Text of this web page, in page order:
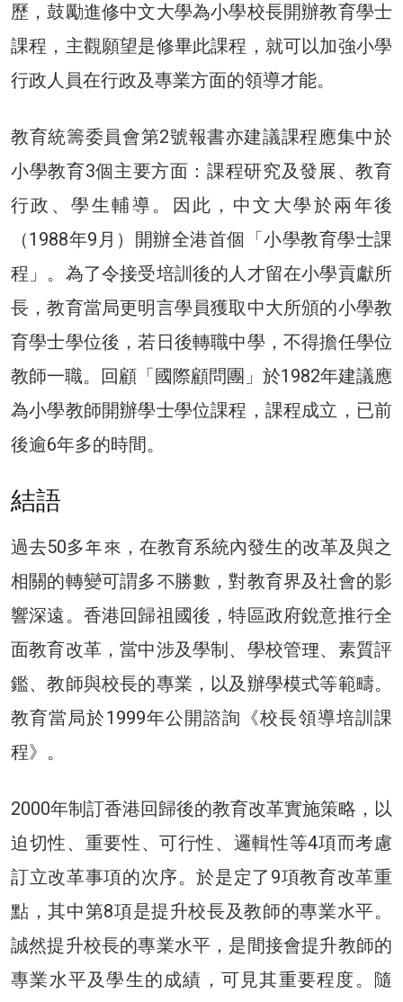
歷，鼓勵進修中文大學為小學校長開辦教育學士
課程，主觀願望是修畢此課程，就可以加強小學
行政人員在行政及專業方面的領導才能。
教育統籌委員會第2號報書亦建議課程應集中於
小學教育3個主要方面：課程研究及發展、教育
行政、學生輔導。因此，中文大學於兩年後
（1988年9月）開辦全港首個「小學教育學士課
程」。為了令接受培訓後的人才留在小學貢獻所
長，教育當局更明言學員獲取中大所頒的小學教
育學士學位後，若日後轉職中學，不得擔任學位
教師一職。回顧「國際顧問團」於1982年建議應
為小學教師開辦學士學位課程，課程成立，已前
後逾6年多的時間。
結語
過去50多年來，在教育系統內發生的改革及與之
相關的轉變可謂多不勝數，對教育界及社會的影
響深遠。香港回歸祖國後，特區政府銳意推行全
面教育改革，當中涉及學制、學校管理、素質評
鑑、教師與校長的專業，以及辦學模式等範疇。
教育當局於1999年公開諮詢《校長領導培訓課
程》。
2000年制訂香港回歸後的教育改革實施策略，以
迫切性、重要性、可行性、邏輯性等4項而考慮
訂立改革事項的次序。於是定了9項教育改革重
點，其中第8項是提升校長及教師的專業水平。
誠然提升校長的專業水平，是間接會提升教師的
專業水平及學生的成績，可見其重要程度。隨